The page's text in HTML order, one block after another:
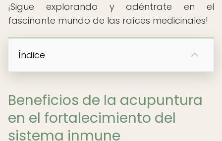
¡Sigue explorando y adéntrate en el
fascinante mundo de las raíces medicinales!
Índice
Beneficios de la acupuntura
en el fortalecimiento del
sistema inmune